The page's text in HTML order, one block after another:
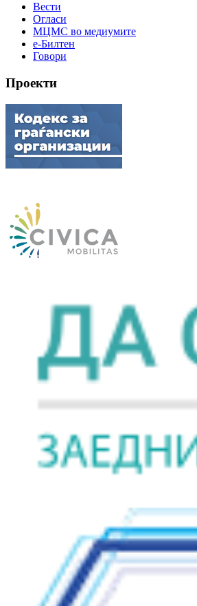
Вести
Огласи
МЦМС во медиумите
е-Билтен
Говори
Проекти